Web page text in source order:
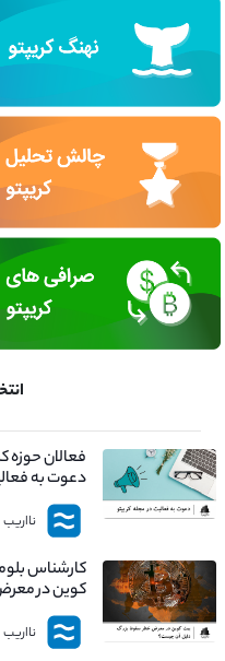
فعالان حوزه
دعوت به
نااریب
کارشناس
کوین در
چیست؟
نااریب